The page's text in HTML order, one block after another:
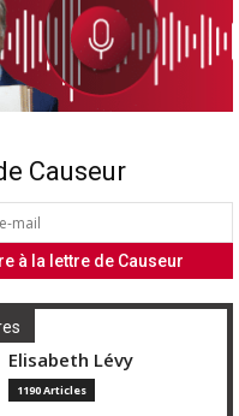
Causeur
Elisabeth Lévy
1190 Articles